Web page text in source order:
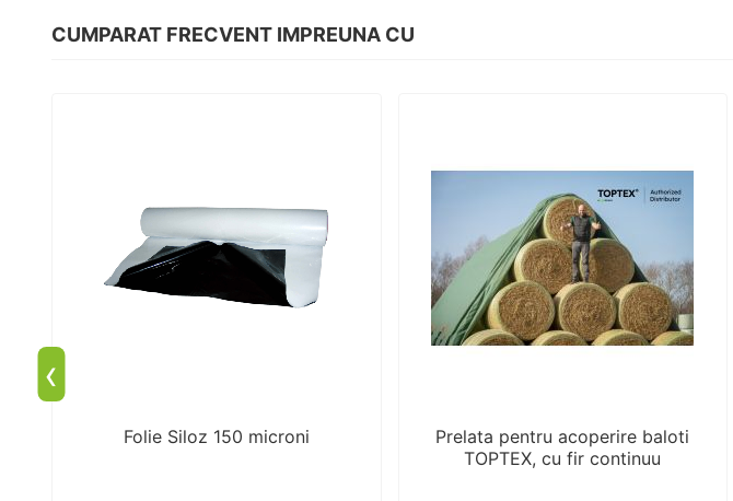
CUMPARAT FRECVENT IMPREUNA CU
Folie Siloz 150 microni
Prelata pentru acoperire baloti
TOPTEX, cu fir continuu
‹